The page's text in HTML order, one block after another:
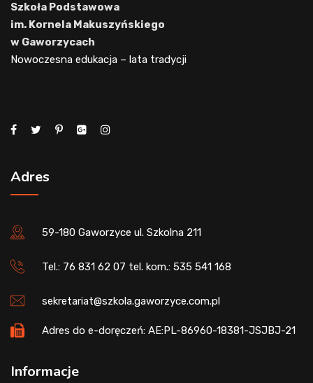
Szkoła Podstawowa
im. Kornela Makuszyńskiego
w Gaworzycach
Nowoczesna edukacja – lata tradycji
Adres
59-180 Gaworzyce ul. Szkolna 211
Tel.: 76 831 62 07 tel. kom.: 535 541 168
sekretariat@szkola.gaworzyce.com.pl
Adres do e-doręczeń: AE:PL-86960-18381-JSJBJ-21
Informacje